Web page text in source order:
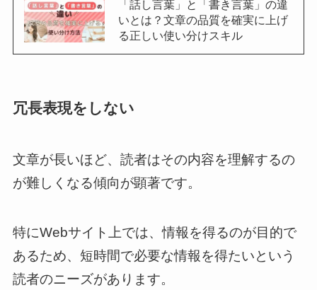
「話し言葉」と「書き言葉」の違
いとは？文章の品質を確実に上げ
る正しい使い分けスキル
冗長表現をしない
文章が長いほど、読者はその内容を理解するの
が難しくなる傾向が顕著です。
特にWebサイト上では、情報を得るのが目的で
あるため、短時間で必要な情報を得たいという
読者のニーズがあります。